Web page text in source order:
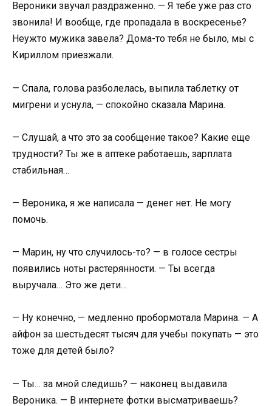
Вероники звучал раздраженно. — Я тебе уже раз сто
звонила! И вообще, где пропадала в воскресенье?
Неужто мужика завела? Дома-то тебя не было, мы с
Кириллом приезжали.
— Спала, голова разболелась, выпила таблетку от
мигрени и уснула, — спокойно сказала Марина.
— Слушай, а что это за сообщение такое? Какие еще
трудности? Ты же в аптеке работаешь, зарплата
стабильная…
— Вероника, я же написала — денег нет. Не могу
помочь.
— Марин, ну что случилось-то? — в голосе сестры
появились ноты растерянности. — Ты всегда
выручала… Это же дети…
— Ну конечно, — медленно пробормотала Марина. — А
айфон за шестьдесят тысяч для учебы покупать — это
тоже для детей было?
— Ты… за мной следишь? — наконец выдавила
Вероника. — В интернете фотки высматриваешь?